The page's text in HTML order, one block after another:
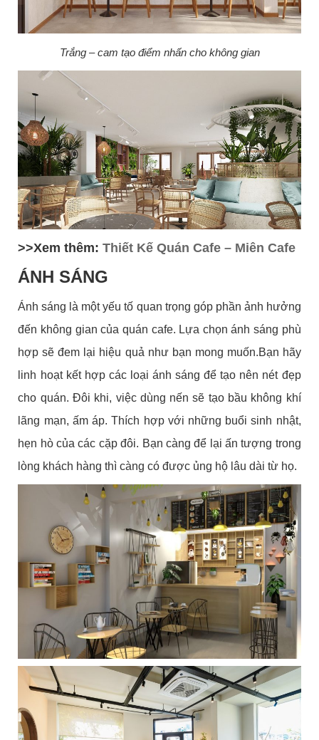
Trắng – cam tạo điểm nhấn cho không gian
>>Xem thêm: Thiết Kế Quán Cafe – Miên Cafe
ÁNH SÁNG
Ánh sáng là một yếu tố quan trọng góp phần ảnh hưởng
đến không gian của quán cafe. Lựa chọn ánh sáng phù
hợp sẽ đem lại hiệu quả như bạn mong muốn.Bạn hãy
linh hoạt kết hợp các loại ánh sáng để tạo nên nét đẹp
cho quán. Đôi khi, việc dùng nến sẽ tạo bầu không khí
lãng mạn, ấm áp. Thích hợp với những buổi sinh nhật,
hẹn hò của các cặp đôi. Bạn càng để lại ấn tượng trong
lòng khách hàng thì càng có được ủng hộ lâu dài từ họ.